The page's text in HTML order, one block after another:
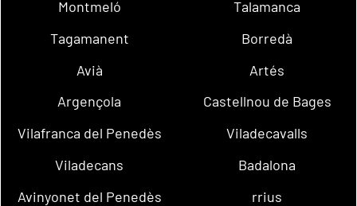
Montmeló
Talamanca
Tagamanent
Borredà
Avià
Artés
Argençola
Castellnou de Bages
Vilafranca del Penedès
Viladecavalls
Viladecans
Badalona
Avinyonet del Penedès
rrius